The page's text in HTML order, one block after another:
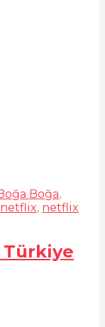
Boğa,
netflix, netflix
Türkiye